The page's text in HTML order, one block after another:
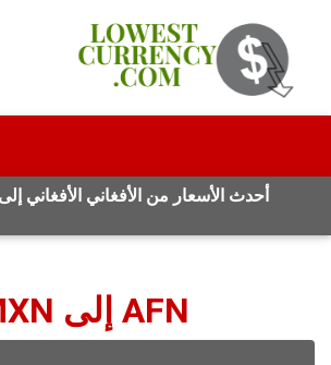
أحدث الأسعار من الأفغاني الأفغاني
AFN إلى MXN التحويل